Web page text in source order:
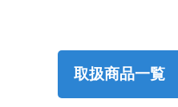
取扱商品一覧